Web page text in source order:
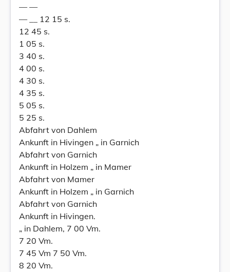
— —
— __ 12 15 s.
12 45 s.
1 05 s.
3 40 s.
4 00 s.
4 30 s.
4 35 s.
5 05 s.
5 25 s.
Abfahrt von Dahlem
Ankunft in Hivingen „ in Garnich
Abfahrt von Garnich
Ankunft in Holzem „ in Mamer
Abfahrt von Mamer
Ankunft in Holzem „ in Garnich
Abfahrt von Garnich
Ankunft in Hivingen.
„ in Dahlem, 7 00 Vm.
7 20 Vm.
7 45 Vm 7 50 Vm.
8 20 Vm.